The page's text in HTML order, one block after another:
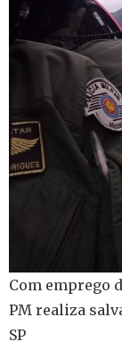
Com emprego
PM realiza
SP